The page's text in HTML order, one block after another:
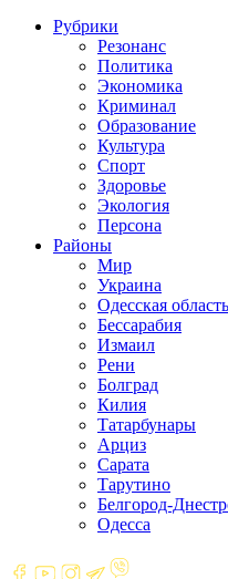
Рубрики
Резонанс
Политика
Экономика
Криминал
Образование
Культура
Спорт
Здоровье
Экология
Персона
Районы
Мир
Украина
Одесская область
Бессарабия
Измаил
Рени
Болград
Килия
Татарбунары
Арциз
Сарата
Тарутино
Белгород-
Одесса